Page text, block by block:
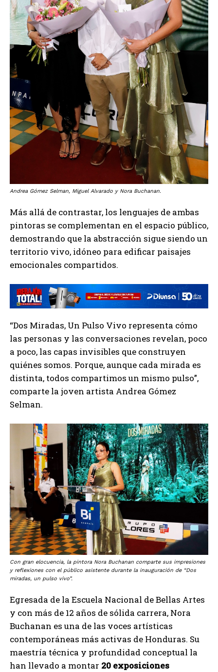
Andrea Gómez Selman, Miguel Alvarado y Nora Buchanan.
Más allá de contrastar, los lenguajes de ambas
pintoras se complementan en el espacio público,
demostrando que la abstracción sigue siendo un
territorio vivo, idóneo para edificar paisajes
emocionales compartidos.
“Dos Miradas, Un Pulso Vivo representa cómo
las personas y las conversaciones revelan, poco
a poco, las capas invisibles que construyen
quiénes somos. Porque, aunque cada mirada es
distinta, todos compartimos un mismo pulso”,
comparte la joven artista Andrea Gómez
Selman.
Con gran elocuencia, la pintora Nora Buchanan comparte sus impresiones
y reflexiones con el público asistente durante la inauguración de “Dos
miradas, un pulso vivo”.
Egresada de la Escuela Nacional de Bellas Artes
y con más de 12 años de sólida carrera, Nora
Buchanan es una de las voces artísticas
contemporáneas más activas de Honduras. Su
maestría técnica y profundidad conceptual la
han llevado a montar 20 exposiciones